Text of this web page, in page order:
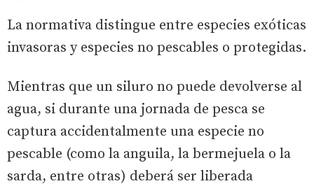
La normativa distingue entre especies exóticas
invasoras y especies no pescables o protegidas.
Mientras que un siluro no puede devolverse al
agua, si durante una jornada de pesca se
captura accidentalmente una especie no
pescable (como la anguila, la bermejuela o la
sarda, entre otras) deberá ser liberada